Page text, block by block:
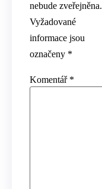
nebude zveřejněna.
Vyžadované
informace jsou
označeny *
Komentář *